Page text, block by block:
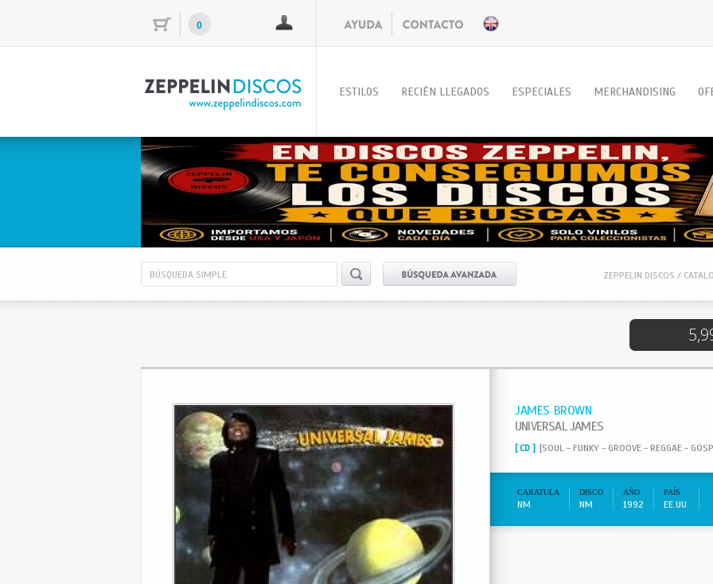
0
ESTILOS RECIÉN LLEGADOS ESPECIALES MERCHANDISING
ZEPPELIN DISCOS /
JAMES BROWN
UNIVERSAL JAMES
[ CD ] [SOUL - FUNKY - GROOVE - REGGAE -
CARATULA
NM
DISCO
NM
AÑO
1992
PAÍS
EE.UU.